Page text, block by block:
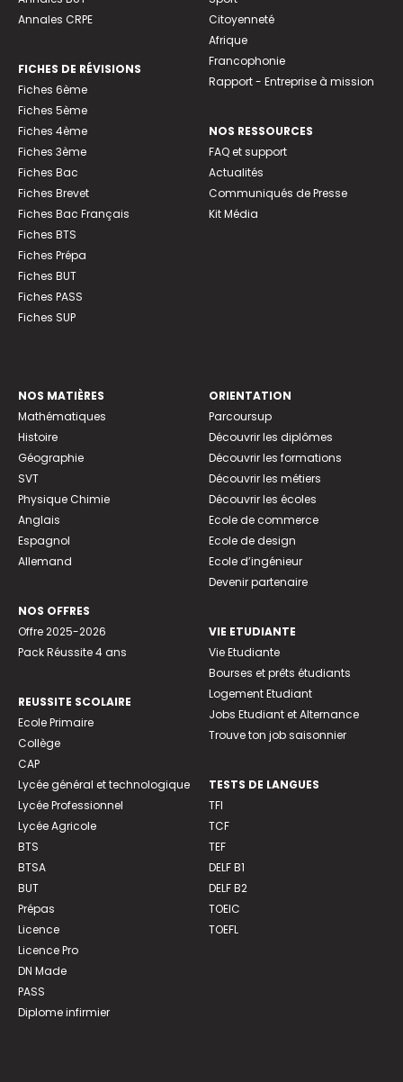
Annales CRPE
FICHES DE RÉVISIONS
Fiches 6ème
Fiches 5ème
Fiches 4ème
Fiches 3ème
Fiches Bac
Fiches Brevet
Fiches Bac Français
Fiches BTS
Fiches Prépa
Fiches BUT
Fiches PASS
Fiches SUP
Citoyenneté
Afrique
Francophonie
Rapport - Entreprise à mission
NOS RESSOURCES
FAQ et support
Actualités
Communiqués de Presse
Kit Média
NOS MATIÈRES
Mathématiques
Histoire
Géographie
SVT
Physique Chimie
Anglais
Espagnol
Allemand
NOS OFFRES
Offre 2025-2026
Pack Réussite 4 ans
REUSSITE SCOLAIRE
Ecole Primaire
Collège
CAP
Lycée général et technologique
Lycée Professionnel
Lycée Agricole
BTS
BTSA
BUT
Prépas
Licence
Licence Pro
DN Made
PASS
Diplome infirmier
ORIENTATION
Parcoursup
Découvrir les diplômes
Découvrir les formations
Découvrir les métiers
Découvrir les écoles
Ecole de commerce
Ecole de design
Ecole d’ingénieur
Devenir partenaire
VIE ETUDIANTE
Vie Etudiante
Bourses et prêts étudiants
Logement Etudiant
Jobs Etudiant et Alternance
Trouve ton job saisonnier
TESTS DE LANGUES
TFI
TCF
TEF
DELF B1
DELF B2
TOEIC
TOEFL